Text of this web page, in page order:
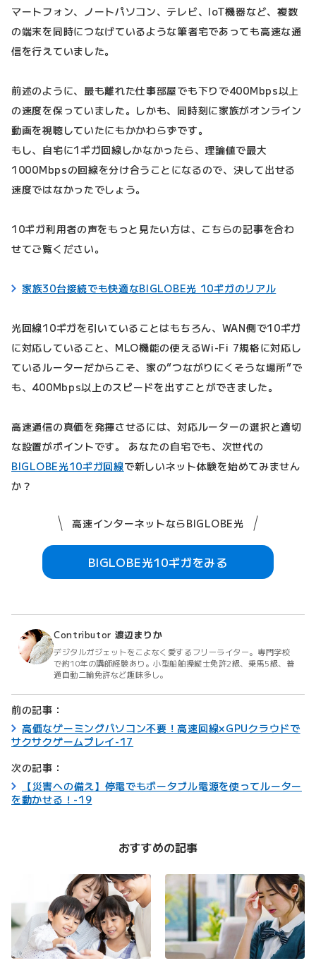
マートフォン、ノートパソコン、テレビ、IoT機器など、複数
の端末を同時につなげているような筆者宅であっても高速な通
信を行えていました。
前述のように、最も離れた仕事部屋でも下りで400Mbps以上
の速度を保っていました。しかも、同時刻に家族がオンライン
動画を視聴していたにもかかわらずです。
もし、自宅に1ギガ回線しかなかったら、理論値で最大
1000Mbpsの回線を分け合うことになるので、決して出せる
速度ではなかったでしょう。
10ギガ利用者の声をもっと見たい方は、こちらの記事を合わ
せてご覧ください。
家族30台接続でも快適なBIGLOBE光 10ギガのリアル
光回線10ギガを引いていることはもちろん、WAN側で10ギガ
に対応していること、MLO機能の使えるWi-Fi 7規格に対応し
ているルーターだからこそ、家の“つながりにくそうな場所”で
も、400Mbps以上のスピードを出すことができました。
高速通信の真価を発揮させるには、対応ルーターの選択と適切
な設置がポイントです。 あなたの自宅でも、次世代の
BIGLOBE光10ギガ回線で新しいネット体験を始めてみません
か？
高速インターネットならBIGLOBE光
BIGLOBE光10ギガをみる
Contributor 渡辺まりか
デジタルガジェットをこよなく愛するフリーライター。専門学校
で約10年の講師経験あり。小型船舶操縦士免許2級、乗馬5級、普
通自動二輪免許など趣味多し。
前の記事：
高価なゲーミングパソコン不要！高速回線×GPUクラウドで
サクサクゲームプレイ-17
次の記事：
【災害への備え】停電でもポータブル電源を使ってルーター
を動かせる！-19
おすすめの記事